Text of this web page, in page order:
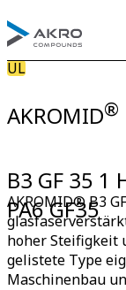
AKROMID®
UL
B3 GF 35 1
PA6 GF35
AKROMID® B3
hoher Steifigkeit
gelistete Type
Maschinenbau